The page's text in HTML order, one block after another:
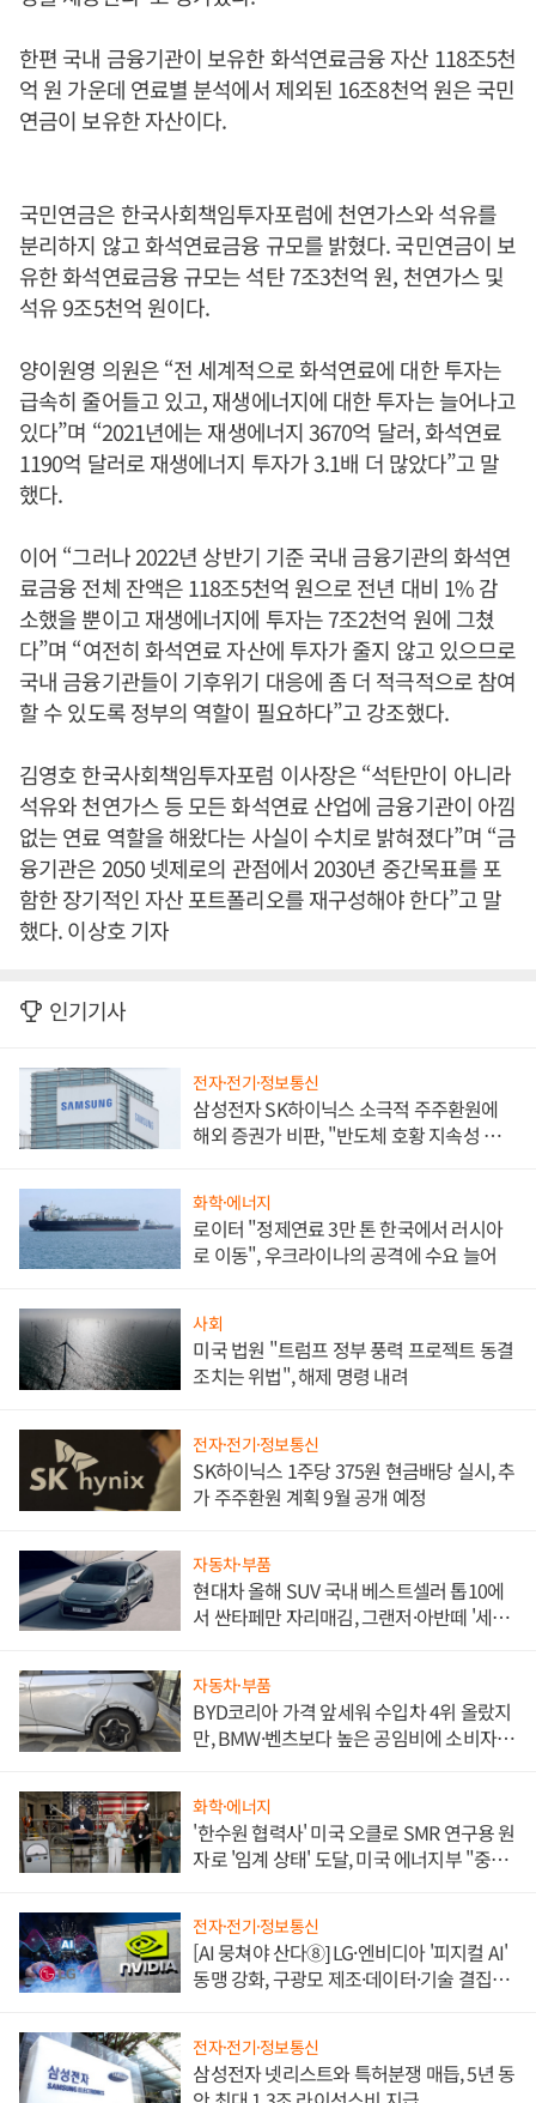
한편 국내 금융기관이 보유한 화석연료금융 자산 118조5천
억 원 가운데 연료별 분석에서 제외된 16조8천억 원은 국민
연금이 보유한 자산이다.
국민연금은 한국사회책임투자포럼에 천연가스와 석유를
분리하지 않고 화석연료금융 규모를 밝혔다. 국민연금이 보
유한 화석연료금융 규모는 석탄 7조3천억 원, 천연가스 및
석유 9조5천억 원이다.
양이원영 의원은 “전 세계적으로 화석연료에 대한 투자는
급속히 줄어들고 있고, 재생에너지에 대한 투자는 늘어나고
있다”며 “2021년에는 재생에너지 3670억 달러, 화석연료
1190억 달러로 재생에너지 투자가 3.1배 더 많았다”고 말
했다.
이어 “그러나 2022년 상반기 기준 국내 금융기관의 화석연
료금융 전체 잔액은 118조5천억 원으로 전년 대비 1% 감
소했을 뿐이고 재생에너지에 투자는 7조2천억 원에 그쳤
다”며 “여전히 화석연료 자산에 투자가 줄지 않고 있으므로
국내 금융기관들이 기후위기 대응에 좀 더 적극적으로 참여
할 수 있도록 정부의 역할이 필요하다”고 강조했다.
김영호 한국사회책임투자포럼 이사장은 “석탄만이 아니라
석유와 천연가스 등 모든 화석연료 산업에 금융기관이 아낌
없는 연료 역할을 해왔다는 사실이 수치로 밝혀졌다”며 “금
융기관은 2050 넷제로의 관점에서 2030년 중간목표를 포
함한 장기적인 자산 포트폴리오를 재구성해야 한다”고 말
했다. 이상호 기자
인기기사
전자·전기·정보통신
삼성전자 SK하이닉스 소극적 주주환원에
해외 증권가 비판, "반도체 호황 지속성 의
화학·에너지
로이터 "정제연료 3만 톤 한국에서 러시아
로 이동", 우크라이나의 공격에 수요 늘어
사회
미국 법원 "트럼프 정부 풍력 프로젝트 동결
조치는 위법", 해제 명령 내려
전자·전기·정보통신
SK하이닉스 1주당 375원 현금배당 실시, 추
가 주주환원 계획 9월 공개 예정
자동차·부품
현대차 올해 SUV 국내 베스트셀러 톱10에
서 싼타페만 자리매김, 그랜저·아반떼 '세단
자동차·부품
BYD코리아 가격 앞세워 수입차 4위 올랐지
만, BMW·벤츠보다 높은 공임비에 소비자
화학·에너지
'한수원 협력사' 미국 오클로 SMR 연구용 원
자로 '임계 상태' 도달, 미국 에너지부 "중요
전자·전기·정보통신
[AI 뭉쳐야 산다⑧] LG·엔비디아 '피지컬 AI'
동맹 강화, 구광모 제조·데이터·기술 결집
전자·전기·정보통신
삼성전자 넷리스트와 특허분쟁 매듭, 5년 동